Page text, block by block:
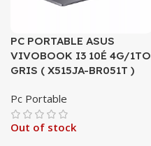
PC PORTABLE ASUS
VIVOBOOK I3 10É 4G/1TO
GRIS ( X515JA-BR051T )
Pc Portable
Out of stock